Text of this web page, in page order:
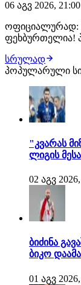
06 აგვ 2026, 21:00
ოფიციალურად:
ფეხბურთელია!
ფრანგმა
წლამდე
გარიგება
სრულად
პოპულარული
"კვარას
ლიგის
02 აგვ
ბიძინა
ბიკო
01 აგვ